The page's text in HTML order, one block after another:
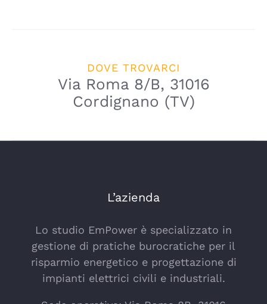
DOVE TROVARCI
Via Roma 8/B, 31016
Cordignano (TV)
L’azienda
Lo studio EmPower è specializzato in
gestione di pratiche burocratiche per il
risparmio energetico e progettazione di
impianti elettrici civili e industriali.